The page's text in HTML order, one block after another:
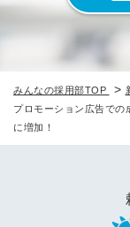
みんなの採用部TOP >
プロモーション広告での
に増加！